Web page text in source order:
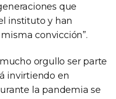
que
instituto y han
convicción”.
orgullo ser parte
invirtiendo en
la pandemia se